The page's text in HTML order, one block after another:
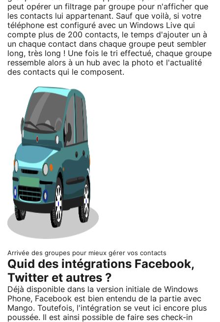
peut opérer un filtrage par groupe pour n'afficher que
les contacts lui appartenant. Sauf que voilà, si votre
téléphone est configuré avec un Windows Live qui
compte plus de 200 contacts, le temps d'ajouter un à
un chaque contact dans chaque groupe peut sembler
long, très long ! Une fois le tri effectué, chaque groupe
ressemble alors à un hub avec la photo et l'actualité
des contacts qui le composent.
Arrivée des groupes pour mieux gérer vos contacts
Quid des intégrations Facebook,
Twitter et autres ?
Déjà disponible dans la version initiale de Windows
Phone, Facebook est bien entendu de la partie avec
Mango. Toutefois, l'intégration se veut ici encore plus
poussée. Il est ainsi possible de faire ses check-in